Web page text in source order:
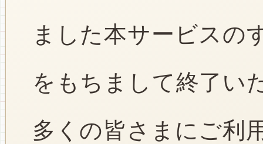
ました本サービスの
をもちまして終了い
多くの皆さまにご利